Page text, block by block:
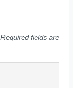
Required fields are